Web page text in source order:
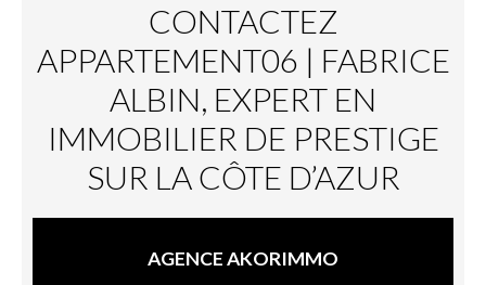
CONTACTEZ
APPARTEMENT06 | FABRICE
ALBIN, EXPERT EN
IMMOBILIER DE PRESTIGE
SUR LA CÔTE D’AZUR
AGENCE AKORIMMO